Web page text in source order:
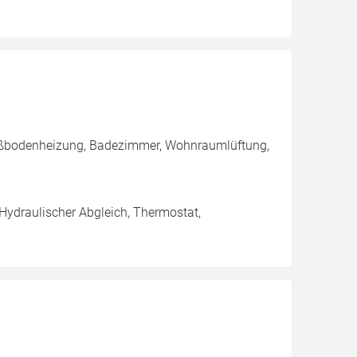
Badezimmer, Wohnraumlüftung,
Abgleich, Thermostat,